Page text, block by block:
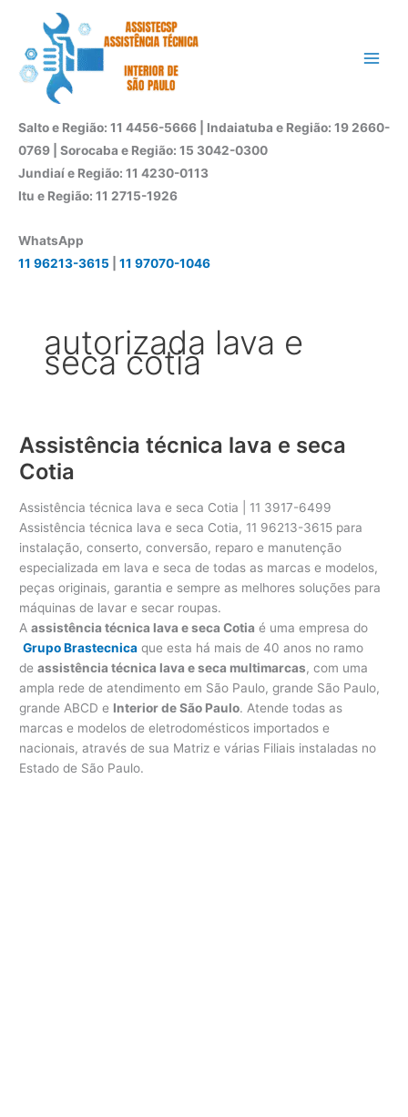
conteúdo
Salto e Região: 11 4456-5666 | Indaiatuba e Região: 19 2660-
0769 | Sorocaba e Região: 15 3042-0300
Jundiaí e Região: 11 4230-0113
Itu e Região: 11 2715-1926
WhatsApp
11 96213-3615
11 97070-1046
autorizada lava e
seca cotia
Assistência técnica lava e seca
Cotia
Assistência técnica lava e seca Cotia | 11 3917-6499
Assistência técnica lava e seca Cotia, 11 96213-3615 para
instalação, conserto, conversão, reparo e manutenção
especializada em lava e seca de todas as marcas e modelos,
peças originais, garantia e sempre as melhores soluções para
máquinas de lavar e secar roupas.
Aassistência técnica lava e seca Cotia é uma empresa do
Grupo Brastecnica que esta há mais de 40 anos no ramo
deassistência técnica lava e seca multimarcas, com uma
ampla rede de atendimento em São Paulo, grande São Paulo,
grande ABCD e Interior de São Paulo. Atende todas as
marcas e modelos de eletrodomésticos importados e
nacionais, através de sua Matriz e várias Filiais instaladas no
Estado de São Paulo.